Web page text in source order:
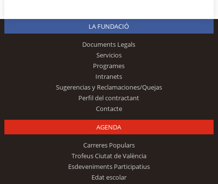
LA FUNDACIÓ
Documents Legals
Servicios
Programes
Intranets
Sugerencias y Reclamaciones/Quejas
Perfil del contractant
Contacte
AGENDA
Carreres Populars
Trofeus Ciutat de València
Esdeveniments Participatius
Edat escolar